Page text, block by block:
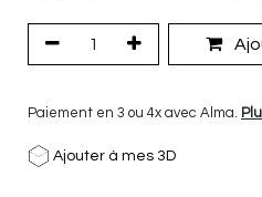
Paiement en 3 ou 4x avec Alma.
Ajouter à mes 3D